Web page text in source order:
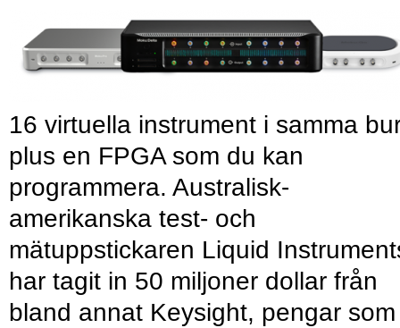
16 virtuella instrument i samma
plus en FPGA som du kan
programmera. Australisk-
amerikanska test- och
mätuppstickaren Liquid
har tagit in 50 miljoner dollar från
bland annat Keysight, pengar som